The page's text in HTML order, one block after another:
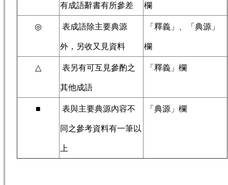
有成語辭書有所參差 欄
◎ 表成語除主要典源
外，另收又見資料
「釋義」、「典源」
欄
△ 表另有可互見參酌之
其他成語
「釋義」欄
■ 表與主要典源內容不
同之參考資料有一筆以
上
「典源」欄